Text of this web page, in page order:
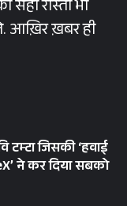
सही रास्ता भी
आख़िर ख़बर ही
टम्टा जिसकी ‘हवाई
ने कर दिया सबको